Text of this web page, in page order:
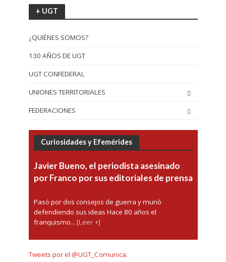
+ UGT
¿QUIÉNES SOMOS?
130 AÑOS DE UGT
UGT CONFEDERAL
UNIONES TERRITORIALES
FEDERACIONES
Curiosidades y Efemérides
Javier Bueno, el periodista asesinado
por Franco por sus editoriales de prensa
Pasó por dos consejos de guerra y murió
defendiendo sus ideas Hace 80 años el
franquismo... [Leer +]
Tweets por el @UGT_Comunica.